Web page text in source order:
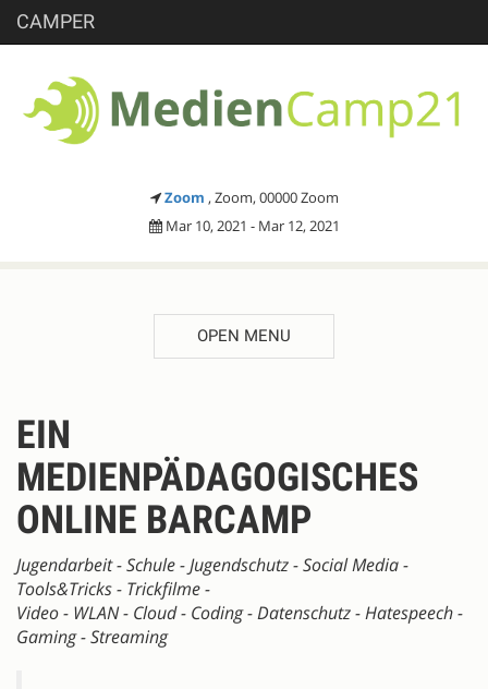
CAMPER
Zoom , Zoom, 00000 Zoom
Mar 10, 2021 - Mar 12, 2021
OPEN MENU
DESCRIPTION
EIN
MEDIENPÄDAGOGISCHES
ONLINE BARCAMP
Jugendarbeit - Schule - Jugendschutz - Social Media -
Tools&Tricks - Trickfilme -
Video - WLAN - Cloud - Coding - Datenschutz - Hatespeech -
Gaming - Streaming